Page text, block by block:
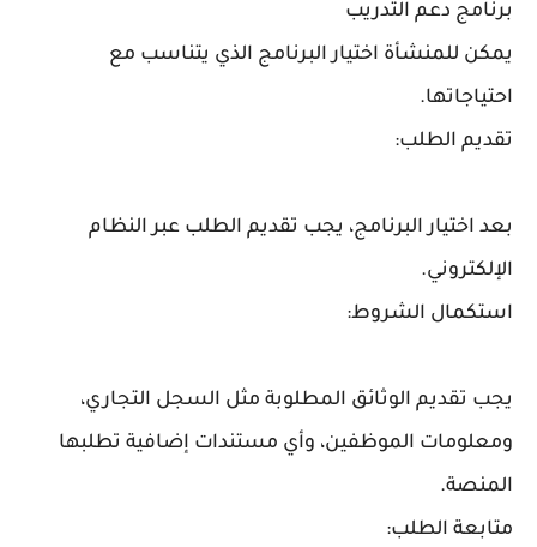
برنامج دعم التدريب
يمكن للمنشأة اختيار البرنامج الذي يتناسب مع
احتياجاتها.
تقديم الطلب:
بعد اختيار البرنامج، يجب تقديم الطلب عبر النظام
الإلكتروني.
استكمال الشروط:
يجب تقديم الوثائق المطلوبة مثل السجل التجاري،
ومعلومات الموظفين، وأي مستندات إضافية تطلبها
المنصة.
متابعة الطلب: